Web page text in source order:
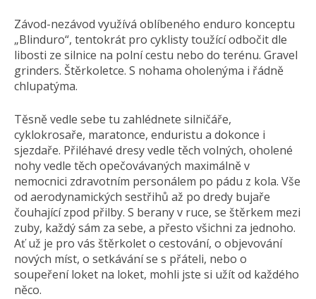
Závod-nezávod využívá oblíbeného enduro konceptu
„Blinduro“, tentokrát pro cyklisty toužící odbočit dle
libosti ze silnice na polní cestu nebo do terénu. Gravel
grinders. Štěrkoletce. S nohama oholenýma i řádně
chlupatýma.
Těsně vedle sebe tu zahlédnete silničáře,
cyklokrosaře, maratonce, enduristu a dokonce i
sjezdaře. Přiléhavé dresy vedle těch volných, oholené
nohy vedle těch opečovávaných maximálně v
nemocnici zdravotním personálem po pádu z kola. Vše
od aerodynamických sestřihů až po dredy bujaře
čouhající zpod přilby. S berany v ruce, se štěrkem mezi
zuby, každý sám za sebe, a přesto všichni za jednoho.
Ať už je pro vás štěrkolet o cestování, o objevování
nových míst, o setkávání se s přáteli, nebo o
soupeření loket na loket, mohli jste si užít od každého
něco.